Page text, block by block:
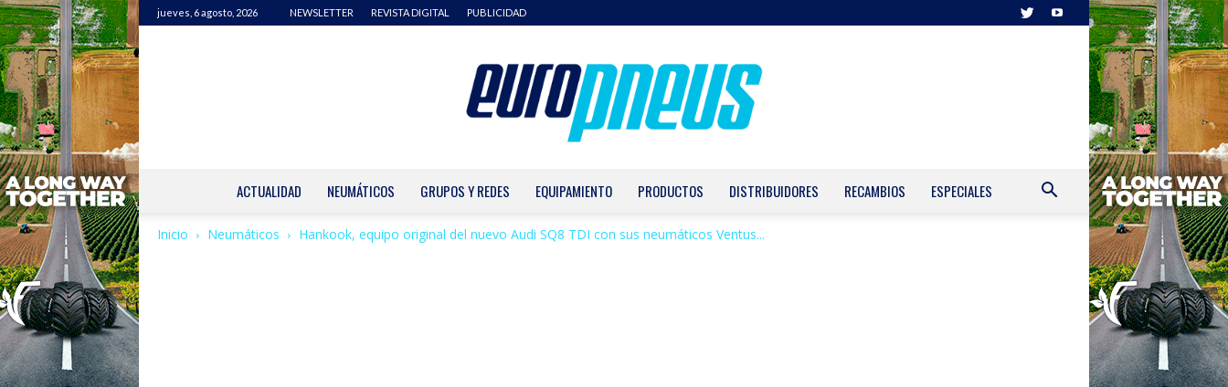
jueves, 6 agosto, 2026 NEWSLETTER REVISTA DIGITAL PUBLICIDAD
ACTUALIDAD NEUMÁTICOS GRUPOS Y REDES EQUIPAMIENTO PRODUCTOS DISTRIBUIDORES RECAMBIOS ESPECIALES
Inicio Neumáticos Hankook, equipo original del nuevo Audi SQ8 TDI con sus neumáticos Ventus...